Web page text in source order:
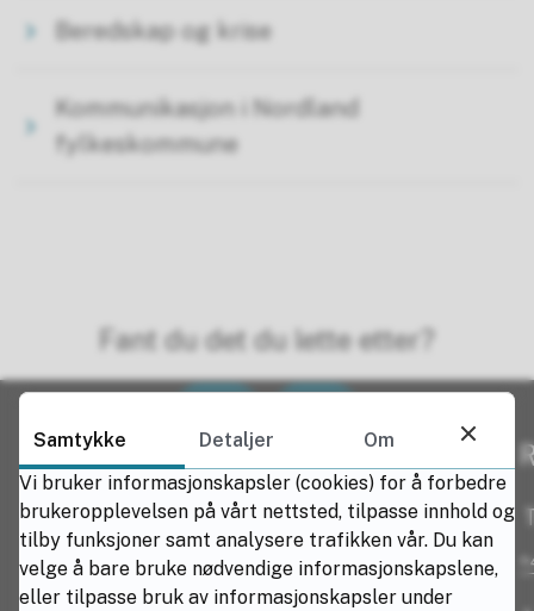
Beredskap og krise
Kommunikasjon i Nordland
fylkeskommune
Fant du det du lette etter?
Samtykke Detaljer
Om
Vi bruker informasjonskapsler (cookies) for å forbedre
brukeropplevelsen på vårt nettsted, tilpasse innhold og
tilby funksjoner samt analysere trafikken vår. Du kan
velge å bare bruke nødvendige informasjonskapslene,
eller tilpasse bruk av informasjonskapsler under